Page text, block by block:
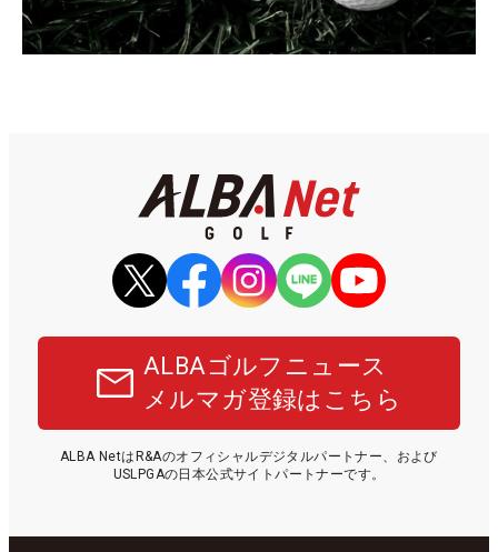
ALBAゴルフニュース
メルマガ登録はこちら
ALBA NetはR&Aのオフィシャルデジタルパートナー、および
USLPGAの日本公式サイトパートナーです。